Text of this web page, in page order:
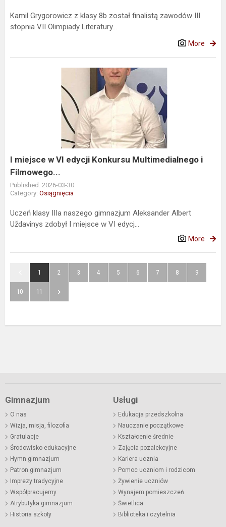
Kamil Grygorowicz z klasy 8b został finalistą zawodów III
stopnia VII Olimpiady Literatury...
More
Multimedialnego
i
Filmowego...
I miejsce w VI edycji Konkursu Multimedialnego i
Filmowego...
Published: 2026-03-30
Category: Osiągnięcia
Uczeń klasy IIIa naszego gimnazjum Aleksander Albert
Uždavinys zdobył I miejsce w VI edycj...
More
1 2 3 4 5 6 7 8 9
10 11
Gimnazjum
O nas
Wizja, misja, filozofia
Gratulacje
Środowisko edukacyjne
Hymn gimnazjum
Patron gimnazjum
Imprezy tradycyjne
Współpracujemy
Atrybutyka gimnazjum
Historia szkoły
Usługi
Edukacja przedszkolna
Nauczanie początkowe
Kształcenie średnie
Zajęcia pozalekcyjne
Kariera ucznia
Pomoc uczniom i rodzicom
Żywienie uczniów
Wynajem pomieszczeń
Świetlica
Biblioteka i czytelnia